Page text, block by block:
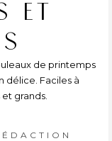
ET
de printemps
délice. Faciles à
grands.